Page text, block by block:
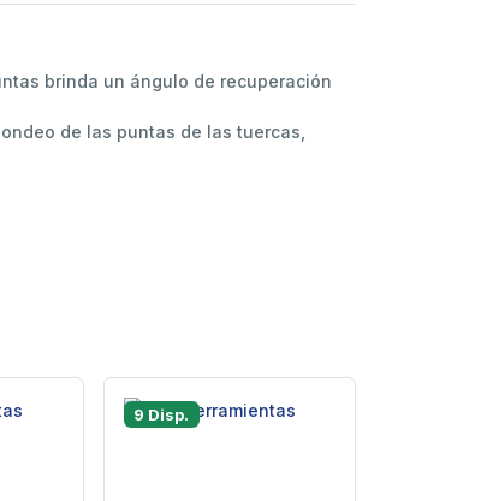
brinda un ángulo de recuperación
de las puntas de las tuercas,
9 Disp.